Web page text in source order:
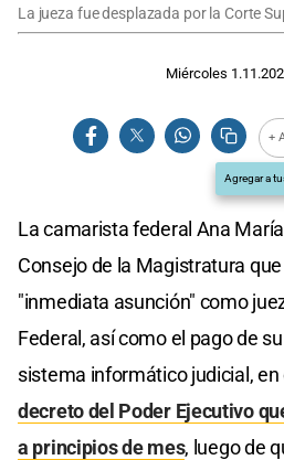
La jueza fue desplazada por la Corte
Miércoles
+
Agregar a
La camarista federal Ana
Consejo de la Magistratura
"inmediata asunción" como
Federal, así como el pago de
sistema informático judicial,
decreto del Poder Ejecutivo
a principios de mes, luego de